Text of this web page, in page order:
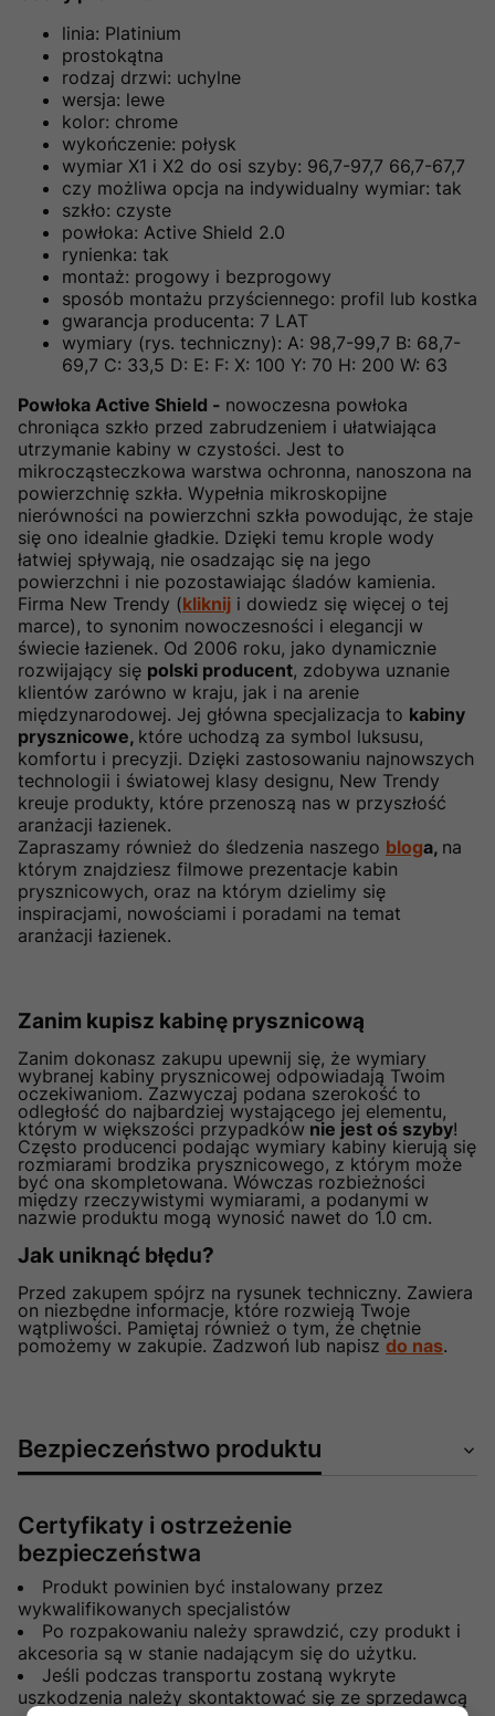
linia: Platinium
prostokątna
rodzaj drzwi: uchylne
wersja: lewe
kolor: chrome
wykończenie: połysk
wymiar X1 i X2 do osi szyby: 96,7-97,7 66,7-67,7
czy możliwa opcja na indywidualny wymiar: tak
szkło: czyste
powłoka: Active Shield 2.0
rynienka: tak
montaż: progowy i bezprogowy
sposób montażu przyściennego: profil lub kostka
gwarancja producenta: 7 LAT
wymiary (rys. techniczny): A: 98,7-99,7 B: 68,7-
69,7 C: 33,5 D: E: F: X: 100 Y: 70 H: 200 W: 63
Powłoka Active Shield - nowoczesna powłoka
chroniąca szkło przed zabrudzeniem i ułatwiająca
utrzymanie kabiny w czystości. Jest to
mikrocząsteczkowa warstwa ochronna, nanoszona na
powierzchnię szkła. Wypełnia mikroskopijne
nierówności na powierzchni szkła powodując, że staje
się ono idealnie gładkie. Dzięki temu krople wody
łatwiej spływają, nie osadzając się na jego
powierzchni i nie pozostawiając śladów kamienia.
Firma New Trendy (kliknij i dowiedz się więcej o tej
marce), to synonim nowoczesności i elegancji w
świecie łazienek. Od 2006 roku, jako dynamicznie
rozwijający się polski producent, zdobywa uznanie
klientów zarówno w kraju, jak i na arenie
międzynarodowej. Jej główna specjalizacja to kabiny
prysznicowe, które uchodzą za symbol luksusu,
komfortu i precyzji. Dzięki zastosowaniu najnowszych
technologii i światowej klasy designu, New Trendy
kreuje produkty, które przenoszą nas w przyszłość
aranżacji łazienek.
Zapraszamy również do śledzenia naszego bloga, na
którym znajdziesz filmowe prezentacje kabin
prysznicowych, oraz na którym dzielimy się
inspiracjami, nowościami i poradami na temat
aranżacji łazienek.
Zanim kupisz kabinę prysznicową
Zanim dokonasz zakupu upewnij się, że wymiary
wybranej kabiny prysznicowej odpowiadają Twoim
oczekiwaniom. Zazwyczaj podana szerokość to
odległość do najbardziej wystającego jej elementu,
którym w większości przypadków nie jest oś szyby!
Często producenci podając wymiary kabiny kierują się
rozmiarami brodzika prysznicowego, z którym może
być ona skompletowana. Wówczas rozbieżności
między rzeczywistymi wymiarami, a podanymi w
nazwie produktu mogą wynosić nawet do 1.0 cm.
Jak uniknąć błędu?
Przed zakupem spójrz na rysunek techniczny. Zawiera
on niezbędne informacje, które rozwieją Twoje
wątpliwości. Pamiętaj również o tym, że chętnie
pomożemy w zakupie. Zadzwoń lub napiszdo nas.
Bezpieczeństwo produktu
Certyfikaty i ostrzeżenie
bezpieczeństwa
Produkt powinien być instalowany przez
wykwalifikowanych specjalistów
Po rozpakowaniu należy sprawdzić, czy produkt i
akcesoria są w stanie nadającym się do użytku.
Jeśli podczas transportu zostaną wykryte
uszkodzenia należy skontaktować się ze sprzedawcą